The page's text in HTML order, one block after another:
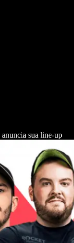
sua line-up